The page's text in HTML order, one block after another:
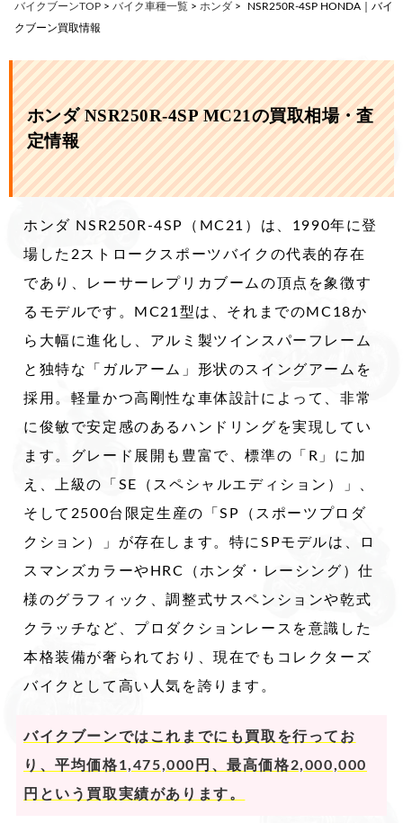
バイクブーンTOP > バイク車種一覧 > ホンダ >
NSR250R-4SP HONDA｜バイ
クブーン買取情報
ホンダ NSR250R-4SP MC21の買取相場・査
定情報
ホンダ NSR250R-4SP（MC21）は、1990年に登
場した2ストロークスポーツバイクの代表的存在
であり、レーサーレプリカブームの頂点を象徴す
るモデルです。MC21型は、それまでのMC18か
ら大幅に進化し、アルミ製ツインスパーフレーム
と独特な「ガルアーム」形状のスイングアームを
採用。軽量かつ高剛性な車体設計によって、非常
に俊敏で安定感のあるハンドリングを実現してい
ます。グレード展開も豊富で、標準の「R」に加
え、上級の「SE（スペシャルエディション）」、
そして2500台限定生産の「SP（スポーツプロダ
クション）」が存在します。特にSPモデルは、ロ
スマンズカラーやHRC（ホンダ・レーシング）仕
様のグラフィック、調整式サスペンションや乾式
クラッチなど、プロダクションレースを意識した
本格装備が奢られており、現在でもコレクターズ
バイクとして高い人気を誇ります。
バイクブーンではこれまでにも買取を行ってお
り、平均価格1,475,000円、最高価格2,000,000
円という買取実績があります。